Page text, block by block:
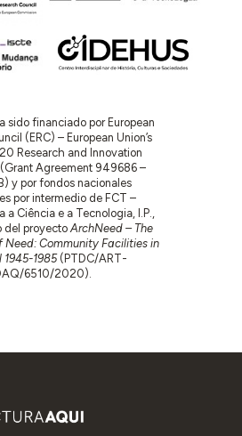
sido financiado por European
(ERC) – European Union’s
Research and Innovation
Agreement 949686 –
y por fondos nacionales
por intermedio de FCT –
a Ciência e a Tecnologia, I.P.,
del proyectoArchNeed – The
Need: Community Facilities in
1945-1985(PTDC/ART-
6510/2020).